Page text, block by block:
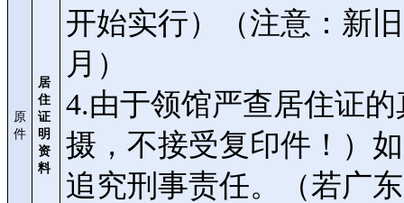
原
件
居
住
证
明
资
料
开始实行）（注意：新
月）
4.由于领馆严查居住证
摄，不接受复印件！）
追究刑事责任。（若广